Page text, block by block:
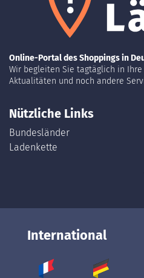
Online-Portal des Shoppings in
Wir begleiten Sie tagtäglich in Ihre
Aktualitäten und noch andere
Nützliche Links
Bundesländer
Ladenkette
International